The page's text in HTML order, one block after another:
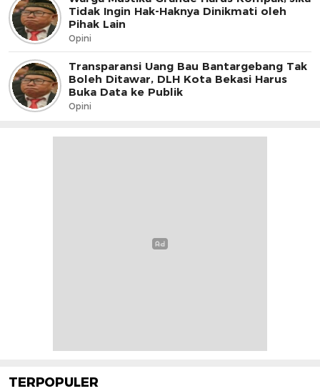
Tidak Ingin Hak-Haknya Dinikmati oleh
Pihak Lain
Opini
Transparansi Uang Bau Bantargebang Tak
Boleh Ditawar, DLH Kota Bekasi Harus
Buka Data ke Publik
Opini
TERPOPULER